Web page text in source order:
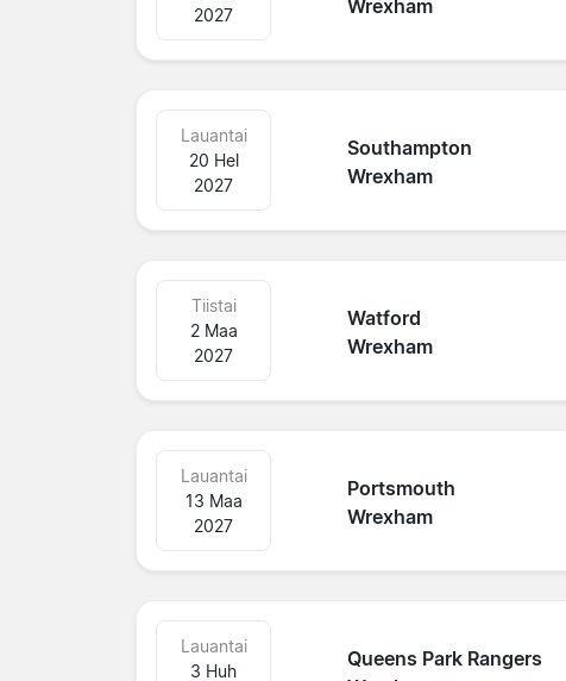
Wrexham
2027
Southampton
Wrexham
Lauantai
20 Hel
2027
Watford
Wrexham
Tiistai
2 Maa
2027
Portsmouth
Wrexham
Lauantai
13 Maa
2027
Queens Park Rangers
Lauantai
3 Huh